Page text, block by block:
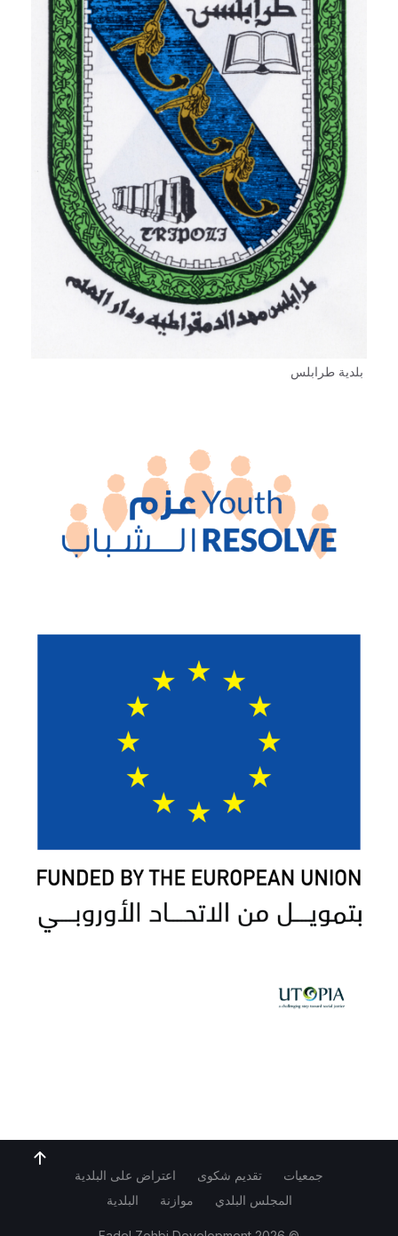
بلدية طرابلس
جمعيات تقديم شكوى
اعتراض على البلدية
المجلس البلدي
موازنة البلدية